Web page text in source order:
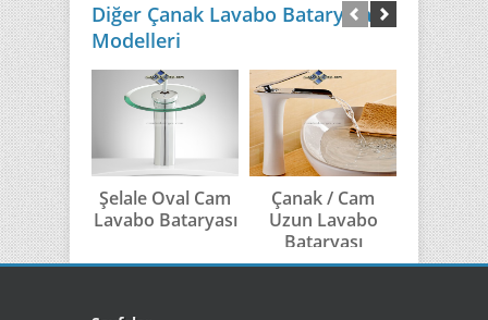
Diğer Çanak Lavabo Bataryaları
Modelleri
Şelale Oval Cam
Lavabo Bataryası
Çanak / Cam
Uzun Lavabo
Bataryası
Çanak